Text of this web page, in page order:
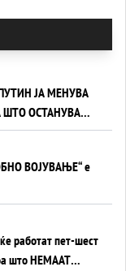
ПУТИН ЈА МЕНУВА
ШТО ОСТАНУВА
ВОЈУВАЊЕ“ е
работат пет-шест
што НЕМААТ